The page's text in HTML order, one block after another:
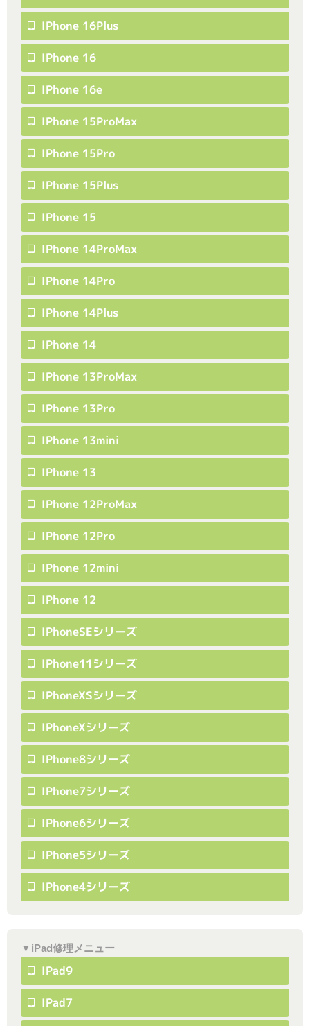
IPhone 16Plus
IPhone 16
IPhone 16e
IPhone 15ProMax
IPhone 15Pro
IPhone 15Plus
IPhone 15
IPhone 14ProMax
IPhone 14Pro
IPhone 14Plus
IPhone 14
IPhone 13ProMax
IPhone 13Pro
IPhone 13mini
IPhone 13
IPhone 12ProMax
IPhone 12Pro
IPhone 12mini
IPhone 12
IPhoneSEシリーズ
IPhone11シリーズ
IPhoneXSシリーズ
IPhoneXシリーズ
IPhone8シリーズ
IPhone7シリーズ
IPhone6シリーズ
IPhone5シリーズ
IPhone4シリーズ
▼iPad修理メニュー
IPad9
IPad7